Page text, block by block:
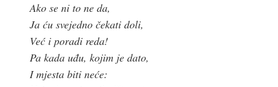
Ako se ni to ne da,
Ja ću svejedno čekati doli,
Već i poradi reda!
Pa kada uđu, kojim je dato,
I mjesta biti neće: